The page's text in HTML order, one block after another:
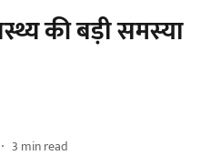
की बड़ी समस्या
3 min read